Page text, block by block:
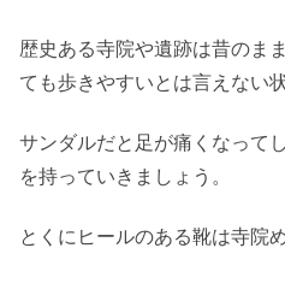
歴史ある寺院や遺跡は昔のま
ても歩きやすいとは言えない
サンダルだと足が痛くなって
を持っていきましょう。
とくにヒールのある靴は寺院